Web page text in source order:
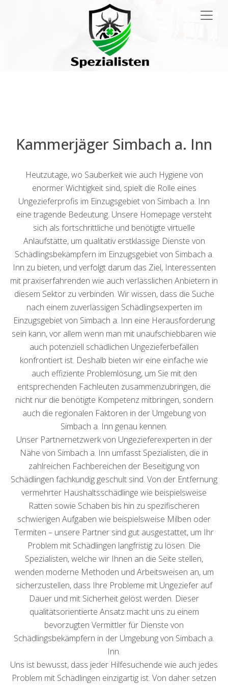
Kammerjäger Simbach a. Inn
Heutzutage, wo Sauberkeit wie auch Hygiene von
enormer Wichtigkeit sind, spielt die Rolle eines
Ungezieferprofis im Einzugsgebiet von Simbach a. Inn
eine tragende Bedeutung. Unsere Homepage versteht
sich als fortschrittliche und benötigte virtuelle
Anlaufstätte, um qualitativ erstklassige Dienste von
Schädlingsbekämpfern im Einzugsgebiet von Simbach a.
Inn zu bieten, und verfolgt darum das Ziel, Interessenten
mit praxiserfahrenden wie auch verlässlichen Anbietern in
diesem Sektor zu verbinden. Wir wissen, dass die Suche
nach einem zuverlässigen Schädlingsexperten im
Einzugsgebiet von Simbach a. Inn eine Herausforderung
sein kann, vor allem wenn man mit unaufschiebbaren wie
auch potenziell schädlichen Ungezieferbefällen
konfrontiert ist. Deshalb bieten wir eine einfache wie
auch effiziente Problemlösung, um Sie mit den
entsprechenden Fachleuten zusammenzubringen, die
nicht nur die benötigte Kompetenz mitbringen, sondern
auch die regionalen Faktoren in der Umgebung von
Simbach a. Inn genau kennen.
Unser Partnernetzwerk von Ungezieferexperten in der
Nähe von Simbach a. Inn umfasst Spezialisten, die in
zahlreichen Fachbereichen der Beseitigung von
Schädlingen fachkundig geschult sind. Von der Entfernung
vermehrter Haushaltsschädlinge wie beispielsweise
Ratten sowie Schaben bis hin zu spezifischeren
schwierigen Aufgaben wie beispielsweise Milben oder
Termiten – unsere Partner sind gut ausgestattet, um Ihr
Problem mit Schädlingen langfristig zu lösen. Die
Spezialisten, welche wir Ihnen an die Seite stellen,
wenden moderne Methoden und Arbeitsweisen an, um
sicherzustellen, dass Ihre Probleme mit Ungeziefer auf
Dauer und mit Sicherheit gelöst werden. Dieser
qualitätsorientierte Ansatz macht uns zu einem
bevorzugten Vermittler für Dienste von
Schädlingsbekämpfern in der Umgebung von Simbach a.
Inn.
Uns ist bewusst, dass jeder Hilfesuchende wie auch jedes
Problem mit Schädlingen einzigartig ist. Von daher setzen